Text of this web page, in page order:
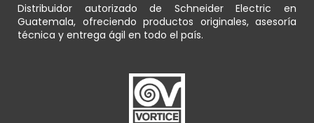
Distribuidor autorizado de Schneider Electric en
Guatemala, ofreciendo productos originales, asesoría
técnica y entrega ágil en todo el país.